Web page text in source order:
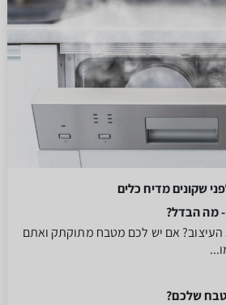
- מה הבדל?
אם יש לכם מטבח מתוקתק ואתם
שלכם?